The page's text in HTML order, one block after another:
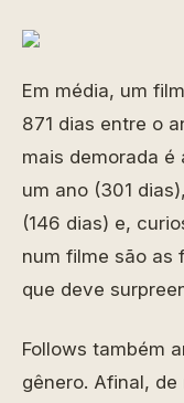
Em média, um
871 dias entre o
mais demorada é
um ano (301
(146 dias) e,
num filme são as
que deve
Follows também
gênero. Afinal,